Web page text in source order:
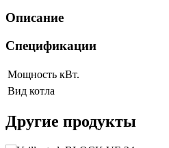
Описание
Спецификации
Мощность кВт.
Вид котла
Другие продукты